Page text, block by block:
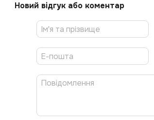
Новий відгук або коментар